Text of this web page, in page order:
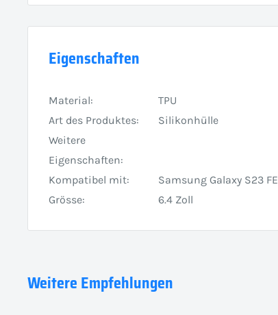
Eigenschaften
Material:
TPU
Art des Produktes:
Silikonhülle
Weitere
Eigenschaften:
Kompatibel mit:
Samsung Galaxy S23 FE
Grösse:
6.4 Zoll
Weitere Empfehlungen